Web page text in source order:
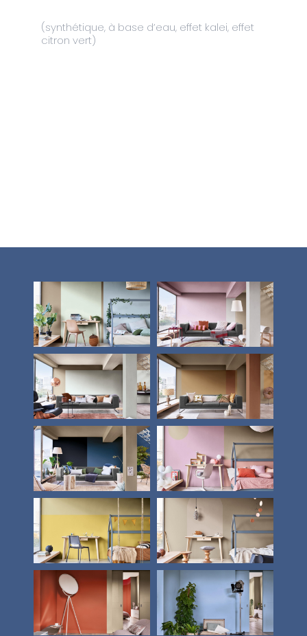
(synthétique, à base d’eau, effet kalei, effet
citron vert)